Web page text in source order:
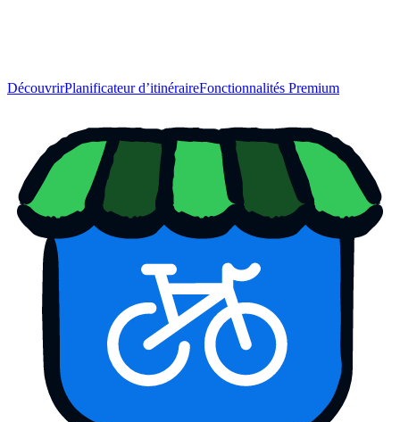
DécouvrirPlanificateur d’itinéraireFonctionnalités Premium